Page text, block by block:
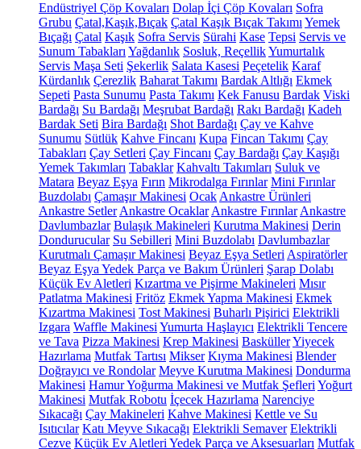
Endüstriyel Çöp Kovaları Dolap İçi Çöp Kovaları Sofra
Grubu Çatal,Kaşık,Bıçak Çatal Kaşık Bıçak Takımı Yemek
Bıçağı Çatal Kaşık Sofra Servis Sürahi Kase Tepsi Servis ve
Sunum Tabakları Yağdanlık Sosluk, ReçellikYumurtalık
Servis Maşa Seti Şekerlik Salata Kasesi Peçetelik Karaf
Kürdanlık Çerezlik Baharat Takımı Bardak Altlığı Ekmek
Sepeti Pasta Sunumu Pasta Takımı Kek Fanusu Bardak Viski
Bardağı Su Bardağı Meşrubat Bardağı Rakı Bardağı Kadeh
Bardak Seti Bira Bardağı Shot Bardağı Çay ve Kahve
Sunumu Sütlük Kahve Fincanı Kupa Fincan Takımı Çay
Tabakları Çay Setleri Çay Fincanı Çay Bardağı Çay Kaşığı
Yemek Takımları Tabaklar Kahvaltı Takımları Suluk ve
Matara Beyaz Eşya Fırın Mikrodalga Fırınlar Mini Fırınlar
Buzdolabı Çamaşır Makinesi Ocak Ankastre Ürünleri
Ankastre Setler Ankastre Ocaklar Ankastre Fırınlar Ankastre
Davlumbazlar Bulaşık Makineleri Kurutma Makinesi Derin
Dondurucular Su Sebilleri Mini Buzdolabı Davlumbazlar
Kurutmalı Çamaşır Makinesi Beyaz Eşya Setleri Aspiratörler
Beyaz Eşya Yedek Parça ve Bakım Ürünleri Şarap Dolabı
Küçük Ev Aletleri Kızartma ve Pişirme Makineleri Mısır
Patlatma Makinesi Fritöz Ekmek Yapma Makinesi Ekmek
Kızartma Makinesi Tost Makinesi Buharlı Pişirici Elektrikli
Izgara Waffle Makinesi Yumurta Haşlayıcı Elektrikli Tencere
ve Tava Pizza Makinesi Krep Makinesi BasküllerYiyecek
Hazırlama Mutfak Tartısı Mikser Kıyma Makinesi Blender
Doğrayıcı ve Rondolar Meyve Kurutma Makinesi Dondurma
Makinesi Hamur Yoğurma Makinesi ve Mutfak Şefleri Yoğurt
Makinesi Mutfak Robotu İçecek Hazırlama Narenciye
Sıkacağı Çay Makineleri Kahve Makinesi Kettle ve Su
Isıtıcılar Katı Meyve Sıkacağı Elektrikli Semaver Elektrikli
Cezve Küçük Ev Aletleri Yedek Parça ve Aksesuarları Mutfak